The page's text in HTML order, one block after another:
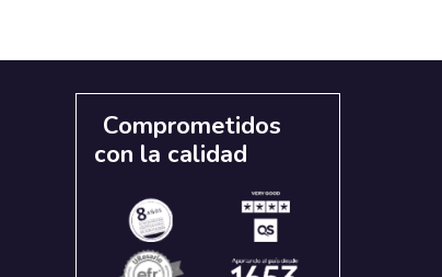
Comprometidos
con la calidad